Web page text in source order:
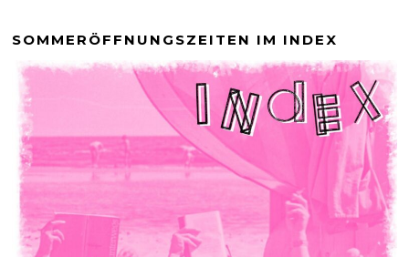
SOMMERÖFFNUNGSZEITEN IM INDEX